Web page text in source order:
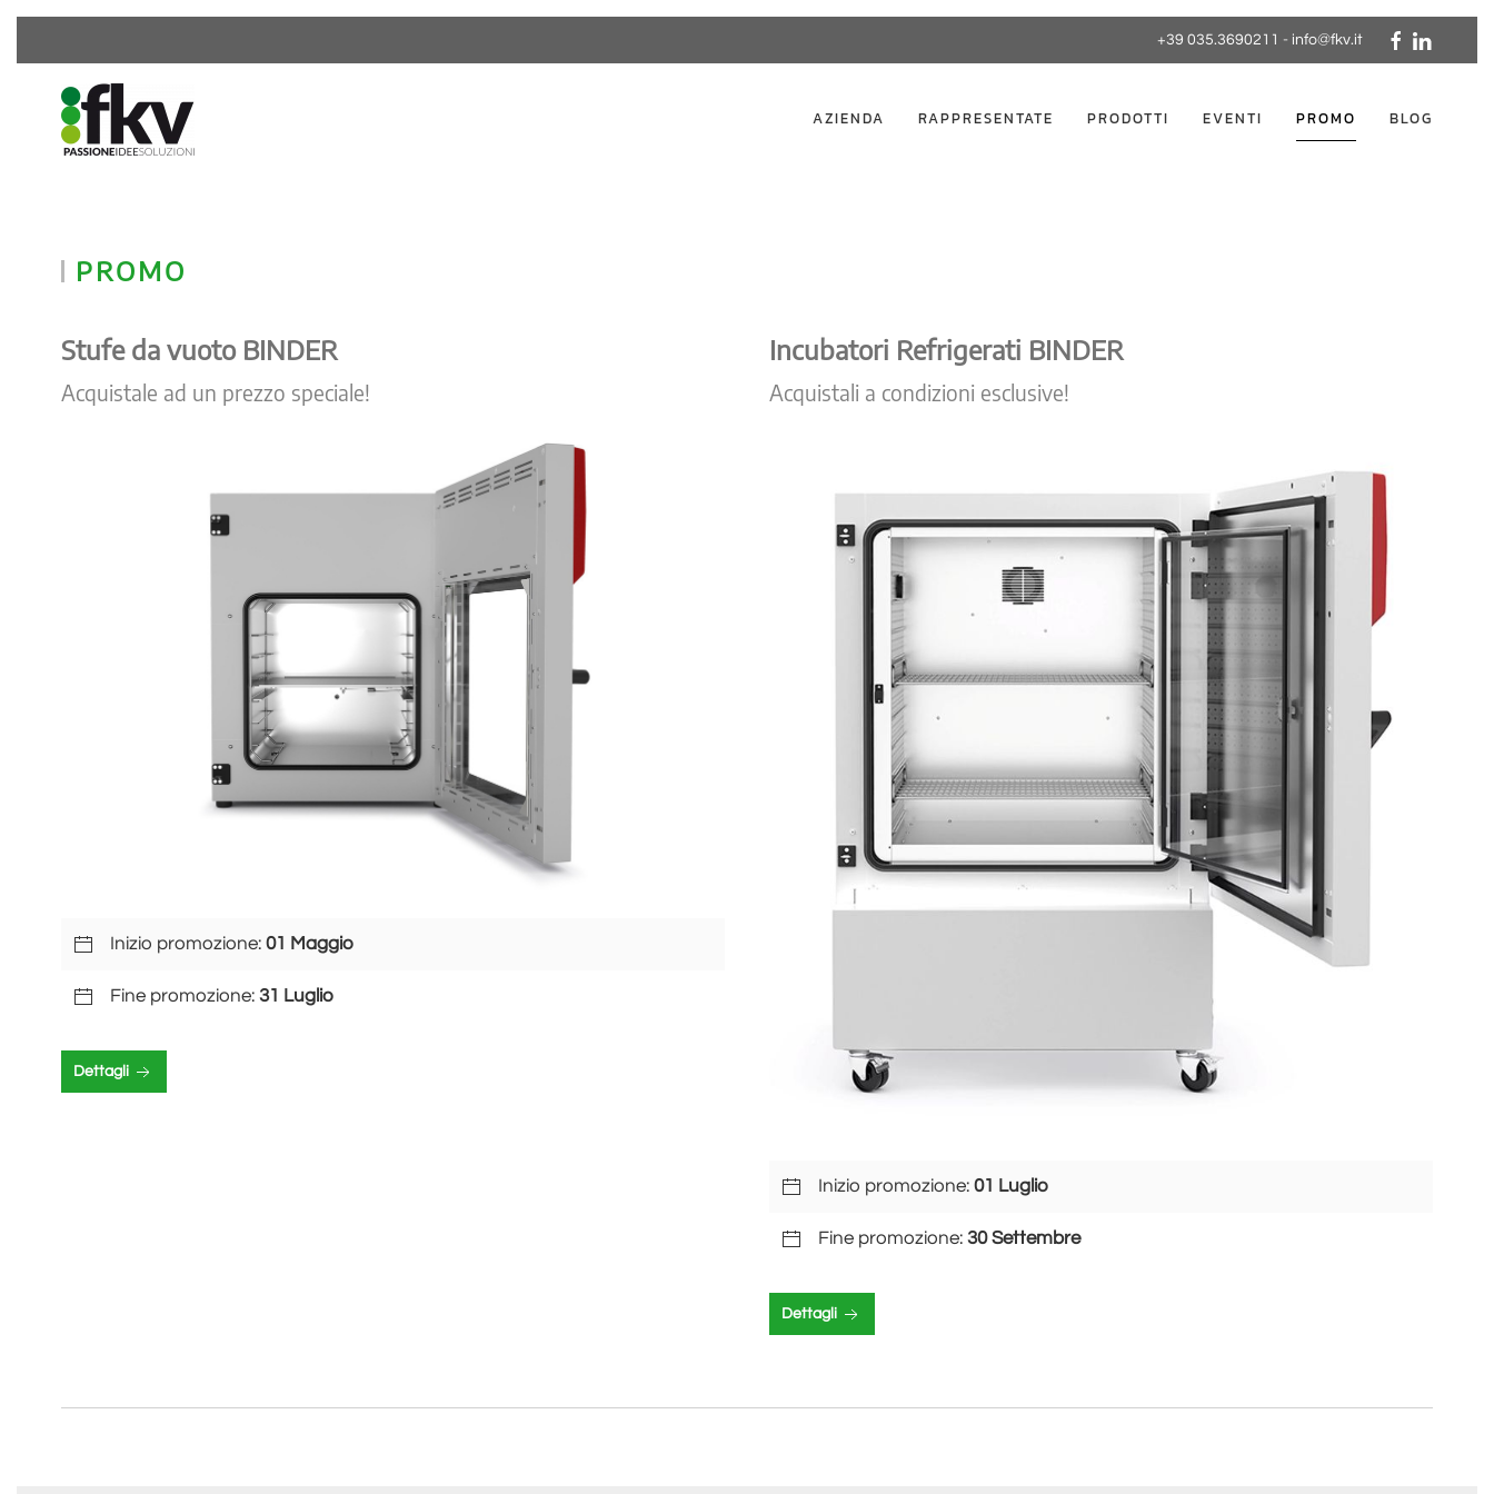
+39 035.3690211 - info@fkv.it
AZIENDA RAPPRESENTATE PRODOTTI EVENTI PROMO BLOG
PROMO
Stufe da vuoto BINDER
Acquistale ad un prezzo speciale!
Inizio promozione: 01 Maggio
Fine promozione: 31 Luglio
Dettagli
Incubatori Refrigerati BINDER
Acquistali a condizioni esclusive!
Inizio promozione: 01 Luglio
Fine promozione: 30 Settembre
Dettagli